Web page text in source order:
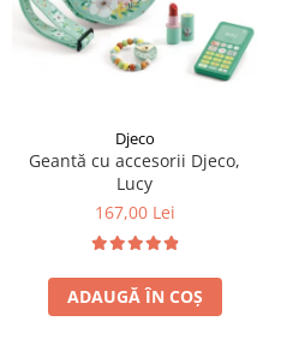
Djeco
Geantă cu accesorii Djeco,
Lucy
167,00 Lei
ADAUGĂ ÎN COȘ